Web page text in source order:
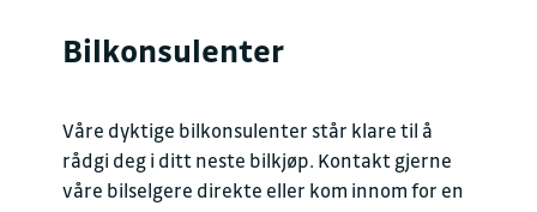
Bilkonsulenter
Våre dyktige bilkonsulenter står klare til å
rådgi deg i ditt neste bilkjøp. Kontakt gjerne
våre bilselgere direkte eller kom innom for en